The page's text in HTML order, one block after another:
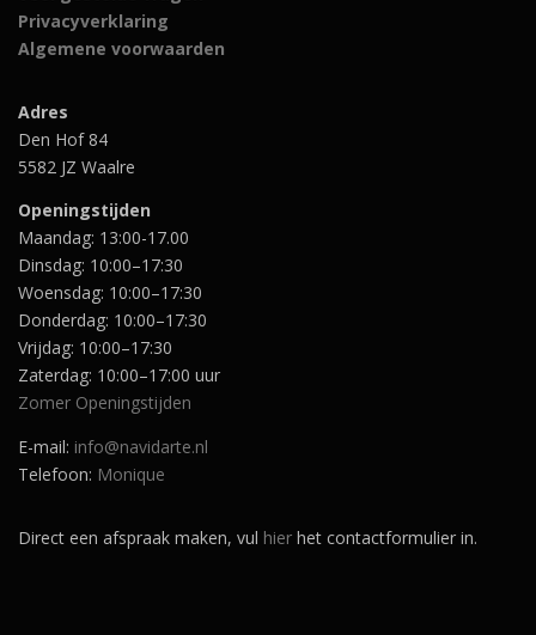
Privacyverklaring
Algemene voorwaarden
Adres
Den Hof 84
5582 JZ Waalre
Openingstijden
Maandag: 13:00-17.00
Dinsdag: 10:00–17:30
Woensdag: 10:00–17:30
Donderdag: 10:00–17:30
Vrijdag: 10:00–17:30
Zaterdag: 10:00–17:00 uur
Zomer Openingstijden
E-mail: info@navidarte.nl
Telefoon: Monique
Direct een afspraak maken, vul hier het contactformulier in.